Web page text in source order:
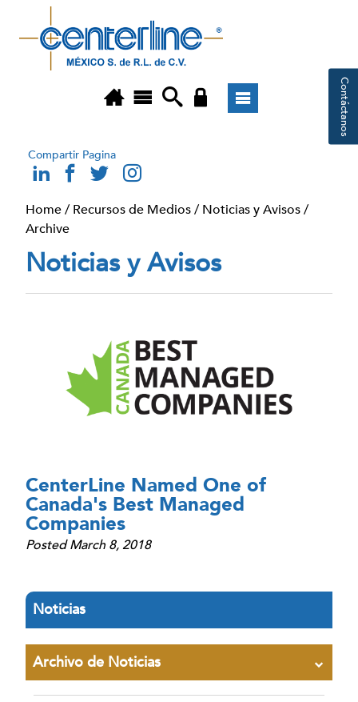
Contáctanos
Noticias
Archivo de Noticias
Compartir Pagina
Home/ Recursos de Medios/ Noticias y Avisos/
Archive
Noticias y Avisos
CenterLine Named One of
Canada's Best Managed
Companies
Posted March 8, 2018